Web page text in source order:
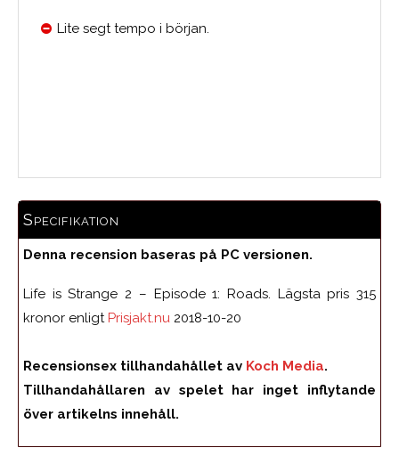
Lite segt tempo i början.
Specifikation
Denna recension baseras på PC versionen.
Life is Strange 2 – Episode 1: Roads. Lägsta pris 315
kronor enligt Prisjakt.nu 2018-10-20
Recensionsex tillhandahållet av Koch Media.
Tillhandahållaren av spelet har inget inflytande
över artikelns innehåll.